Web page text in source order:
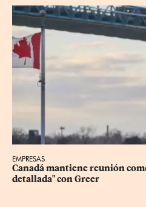
EMPRESAS
Canadá mantiene reunión ‌comercial "constructiva y
detallada" con Greer